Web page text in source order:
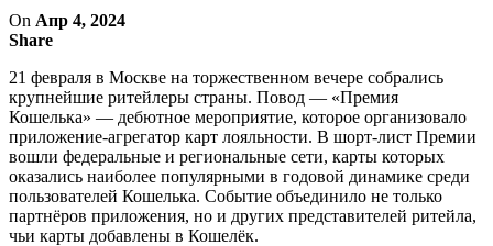
On Апр 4, 2024
Share
21 февраля в Москве на торжественном вечере собрались
крупнейшие ритейлеры страны. Повод — «Премия
Кошелька» — дебютное мероприятие, которое организовало
приложение-агрегатор карт лояльности. В шорт-лист Премии
вошли федеральные и региональные сети, карты которых
оказались наиболее популярными в годовой динамике среди
пользователей Кошелька. Событие объединило не только
партнёров приложения, но и других представителей ритейла,
чьи карты добавлены в Кошелёк.